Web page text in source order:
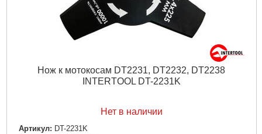
Нож к мотокосам DT2231, DT2232, DT2238
INTERTOOL DT-2231K
Нет в наличии
Артикул: DT-2231K